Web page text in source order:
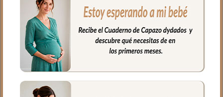
Muy fácil de limpiar por el lado interior,
puedes limpiar con paño húmedo y
cuando necesites puedes lavar en
lavadora, siempre agua fría, jabones no
abrasivos y secado al natural.
Medidas: 38 x 58 cms